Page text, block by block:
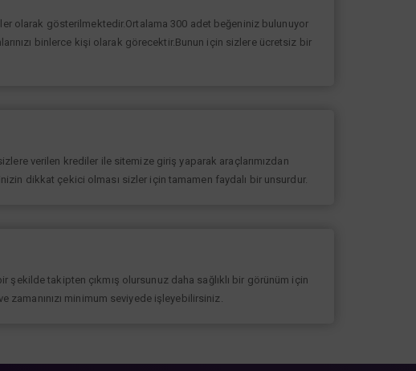
olarak gösterilmektedir.Ortalama 300 adet beğeniniz bulunuyor
binlerce kişi olarak görecektir.Bunun için sizlere ücretsiz bir
verilen krediler ile sitemize giriş yaparak araçlarımızdan
dikkat çekici olması sizler için tamamen faydalı bir unsurdur.
şekilde takipten çıkmış olursunuz daha sağlıklı bir görünüm için
minimum seviyede işleyebilirsiniz.